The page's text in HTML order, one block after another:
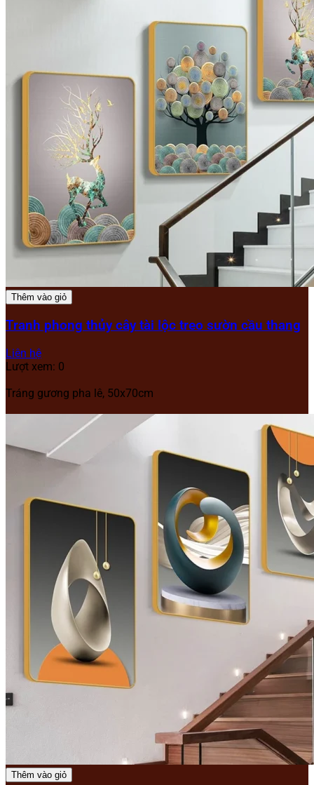
Thêm vào giỏ
Tranh phong thủy cây tài lộc treo sườn cầu thang
Liên hệ
Lượt xem: 0
Tráng gương pha lê, 50x70cm
Thêm vào giỏ